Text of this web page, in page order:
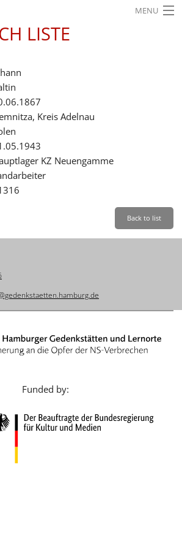
MENU
Back
Dansk
Español
Italiano
Nederlands
Português
LISTE
Kreis Adelnau
KZ Neuengamme
Back to list
Funded by: